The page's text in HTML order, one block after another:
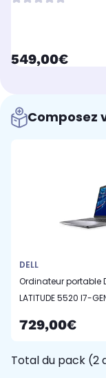
currentPrice
549,00€
Composez
DELL
Ordinateur portable
LATITUDE 5520 I7-
729,00€
Total du pack (2